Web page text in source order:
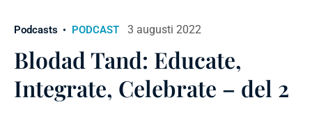
Podcasts PODCAST 3 augusti 2022
Blodad Tand: Educate,
Integrate, Celebrate – del 2